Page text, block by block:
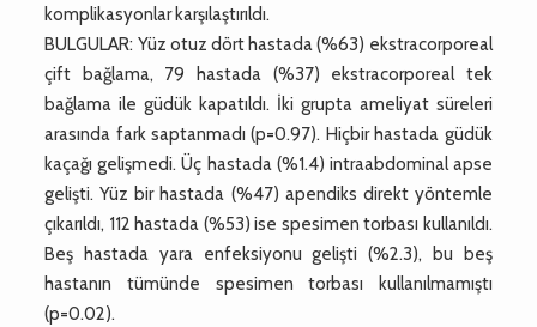
komplikasyonlar karşılaştırıldı.
BULGULAR: Yüz otuz dört hastada (%63) ekstracorporeal
çift bağlama, 79 hastada (%37) ekstracorporeal tek
bağlama ile güdük kapatıldı. İki grupta ameliyat süreleri
arasında fark saptanmadı (p=0.97). Hiçbir hastada güdük
kaçağı gelişmedi. Üç hastada (%1.4) intraabdominal apse
gelişti. Yüz bir hastada (%47) apendiks direkt yöntemle
çıkarıldı, 112 hastada (%53) ise spesimen torbası kullanıldı.
Beş hastada yara enfeksiyonu gelişti (%2.3), bu beş
hastanın tümünde spesimen torbası kullanılmamıştı
(p=0.02).